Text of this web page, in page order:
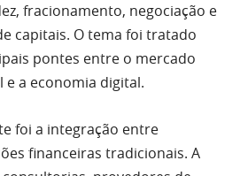
fracionamento, negociação e
capitais. O tema foi tratado
pontes entre o mercado
a economia digital.
foi a integração entre
financeiras tradicionais. A